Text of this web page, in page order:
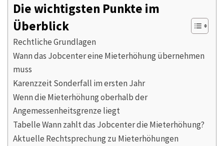
Die wichtigsten Punkte im
Überblick
Rechtliche Grundlagen
Wann das Jobcenter eine Mieterhöhung übernehmen
muss
Karenzzeit Sonderfall im ersten Jahr
Wenn die Mieterhöhung oberhalb der
Angemessenheitsgrenze liegt
Tabelle Wann zahlt das Jobcenter die Mieterhöhung?
Aktuelle Rechtsprechung zu Mieterhöhungen